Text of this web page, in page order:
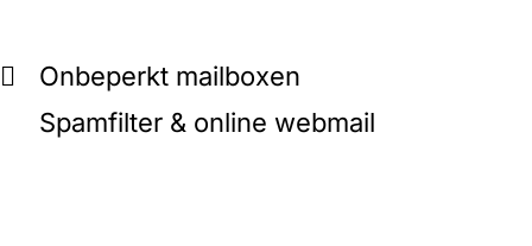
Onbeperkt mailboxen
Spamfilter & online webmail